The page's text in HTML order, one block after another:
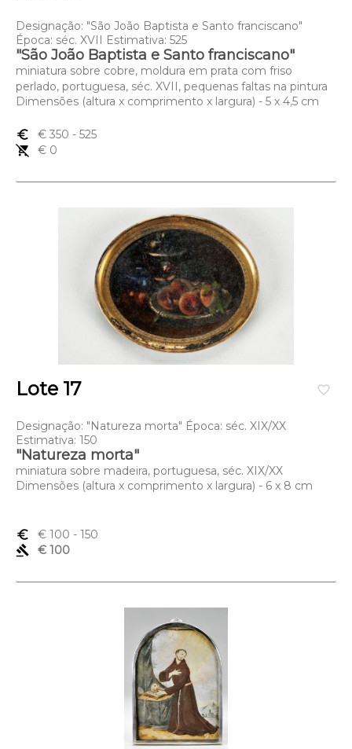
Designação: "São João Baptista e Santo franciscano"
Época: séc. XVII Estimativa: 525
"São João Baptista e Santo franciscano"
miniatura sobre cobre, moldura em prata com friso
perlado, portuguesa, séc. XVII, pequenas faltas na pintura
Dimensões (altura x comprimento x largura) - 5 x 4,5 cm
euro_symbol € 350 - 525
remove_shopping_cart
€ 0
favorite_border
Lote 17
Designação: "Natureza morta" Época: séc. XIX/XX
Estimativa: 150
"Natureza morta"
miniatura sobre madeira, portuguesa, séc. XIX/XX
Dimensões (altura x comprimento x largura) - 6 x 8 cm
euro_symbol € 100 - 150
gavel
€ 100